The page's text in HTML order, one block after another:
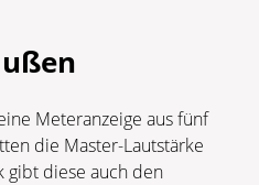
Meteranzeige aus fünf
die Master-Lautstärke
gibt diese auch den